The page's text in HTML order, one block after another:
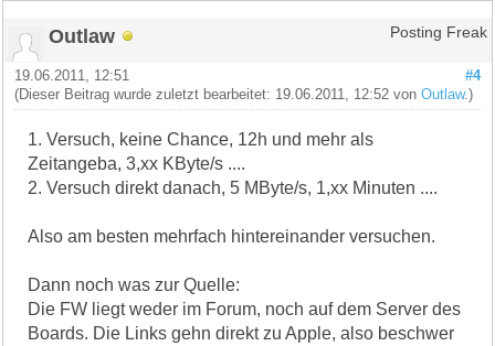
Outlaw Posting Freak
#4
19.06.2011, 12:51
(Dieser Beitrag wurde zuletzt bearbeitet: 19.06.2011, 12:52 vonOutlaw.)
1. Versuch, keine Chance, 12h und mehr als
Zeitangeba, 3,xx KByte/s ....
2. Versuch direkt danach, 5 MByte/s, 1,xx Minuten ....
Also am besten mehrfach hintereinander versuchen.
Dann noch was zur Quelle:
Die FW liegt weder im Forum, noch auf dem Server des
Boards. Die Links gehn direkt zu Apple, also beschwer